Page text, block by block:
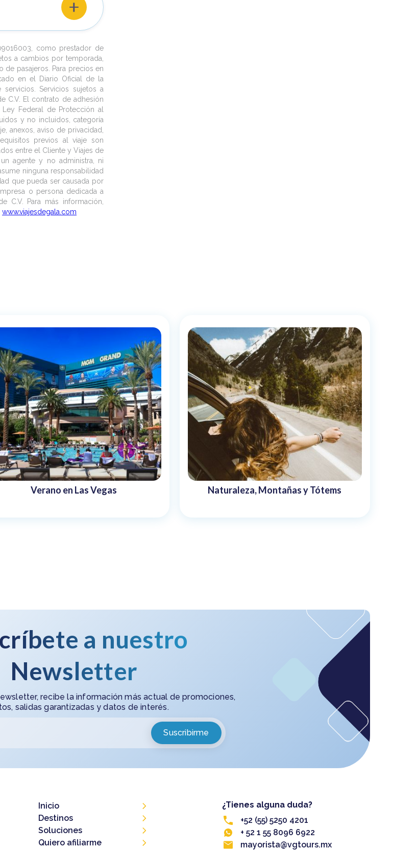
increíbles olas que son
degustas unos
como prestador de
a cambios por temporada,
pasajeros. Para precios en
en el Diario Oficial de la
Servicios sujetos a
C.V. El contrato de adhesión
Federal de Protección al
y no incluidos, categoría
anexos, aviso de privacidad,
previos al viaje son
entre el Cliente y Viajes de
agente y no administra, ni
ninguna responsabilidad
que pueda ser causada por
o persona dedicada a
C.V. Para más información,
www.viajesdegala.com
Verano en Las Vegas Naturaleza, Montañas y Tótems
a nuestro
Newsletter
recibe la información más actual de promociones,
salidas garantizadas y datos de interés.
Inicio
Destinos
Soluciones
Quiero afiliarme
¿Tienes alguna duda?
+52 (55) 5250 4201
+ 52 1 55 8096 6922
mayorista@vgtours.mx